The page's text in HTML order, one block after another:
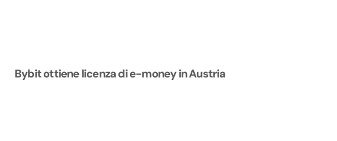
Bybit ottiene licenza di e-money in Austria